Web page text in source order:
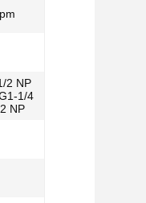
2 NP
1/4
NP